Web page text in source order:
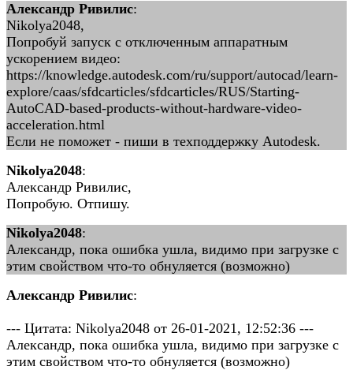
Александр Ривилис:
Nikolya2048,
Попробуй запуск с отключенным аппаратным
ускорением видео:
https://knowledge.autodesk.com/ru/support/autocad/learn-
explore/caas/sfdcarticles/sfdcarticles/RUS/Starting-
AutoCAD-based-products-without-hardware-video-
acceleration.html
Если не поможет - пиши в техподдержку Autodesk.
Nikolya2048:
Александр Ривилис,
Попробую. Отпишу.
Nikolya2048:
Александр, пока ошибка ушла, видимо при загрузке с
этим свойством что-то обнуляется (возможно)
Александр Ривилис:
--- Цитата: Nikolya2048 от 26-01-2021, 12:52:36 ---
Александр, пока ошибка ушла, видимо при загрузке с
этим свойством что-то обнуляется (возможно)